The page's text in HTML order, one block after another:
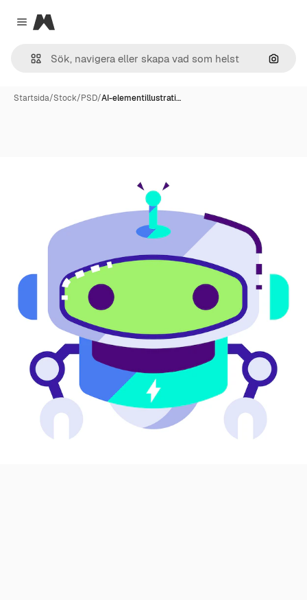
Close menu
Magnific
Sök
Startsida/Stock/PSD/AI-elementillustrati…